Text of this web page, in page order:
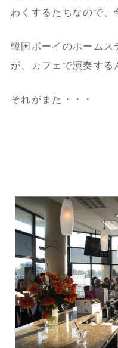
わくするたちなので、
韓国ボーイのホームス
が、カフェで演奏する
それがまた・・・